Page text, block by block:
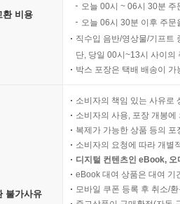
환 비용
오늘 00시 ~ 06시 30분
오늘 06시 30분 이후 주
직수입 음반/영상물/기프트
단, 당일 00시~13시 사이의
박스 포장은 택배 배송이
불가사유
소비자의 책임 있는 사유로
소비자의 사용, 포장 개봉
복제가 가능한 상품 등의
소비자의 요청에 따라 개별
디지털 컨텐츠인 eBook,
eBook 대여 상품은 대여 기
모바일 쿠폰 등록 후 취소/